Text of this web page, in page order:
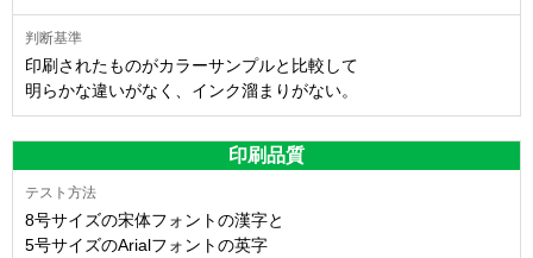
印刷されたものがカラーサンプルと比較して
明らかな違いがなく、インク溜まりがない。
印刷品質
8号サイズの宋体フォントの漢字と
5号サイズのArialフォントの英字